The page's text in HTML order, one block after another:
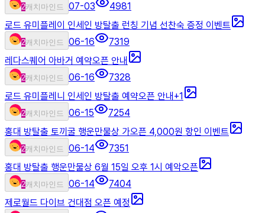
2캐치마인드 07-03
4981
로드 유미플레이 인세인 방탈출 런칭 기념 선찬숙 증정 이벤트
2캐치마인드 06-16
7319
레다스퀘어 아바거 예약오픈 안내
2캐치마인드 06-16
7328
로드 유미플레니 인세인 방탈출 예약오픈 안내 +1
2캐치마인드 06-15
7254
홍대 방탈출 토끼굴 행운만물상 가오픈 4,000원 항인 이벤트
2캐치마인드 06-14
7351
홍대 방탈출 행운만물상 6월 15일 오후 1시 예악오픈
2캐치마인드 06-14
7404
제로월드 다이브 건대점 오픈 예정